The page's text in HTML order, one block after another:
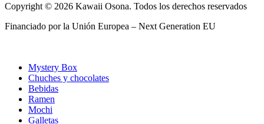
Copyright © 2026 Kawaii Osona. Todos los derechos reservados
Financiado por la Unión Europea – Next Generation EU
Mystery Box
Chuches y chocolates
Bebidas
Ramen
Mochi
Galletas